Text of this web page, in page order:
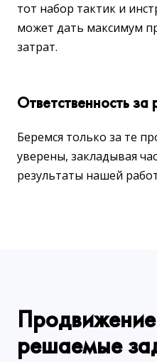
тот набор тактик и
может дать максимум
затрат.
Ответственность за
Беремся только за те
уверены, закладывая
результаты нашей
решаемые